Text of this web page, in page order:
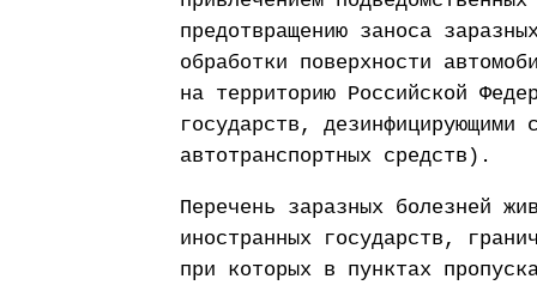
предотвращению заноса
обработки поверхности
на территорию Российской
государств,
автотранспортных средств).
Перечень заразных болезней
иностранных государств,
при которых в пунктах